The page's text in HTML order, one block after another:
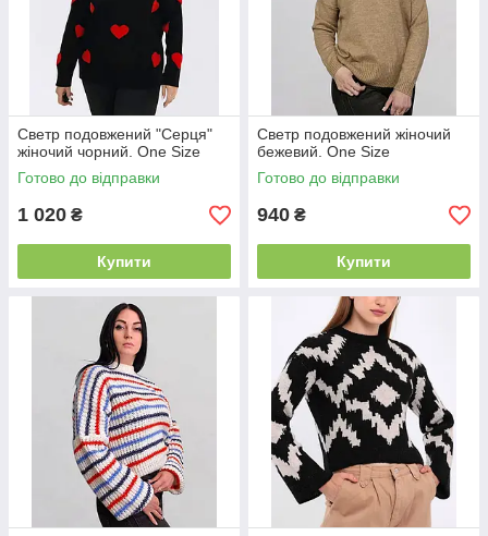
Светр подовжений "Серця"
жіночий чорний. One Size
Готово до відправки
1 020 ₴
Купити
Светр подовжений жіночий
бежевий. One Size
Готово до відправки
940 ₴
Купити